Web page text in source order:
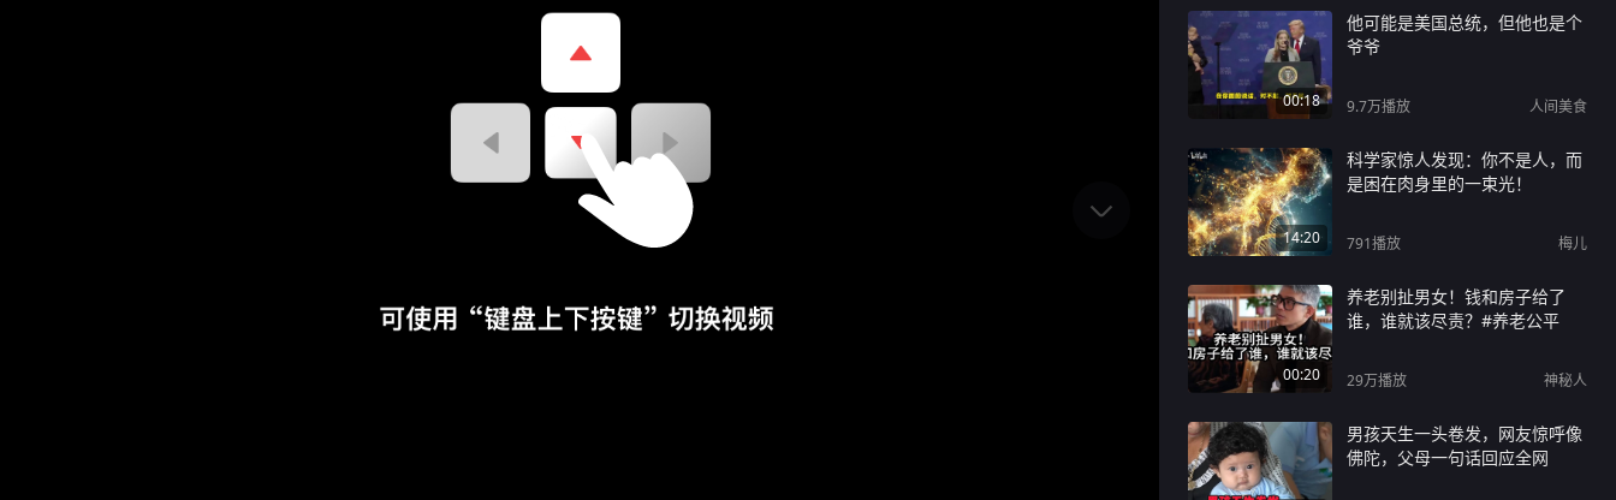
00:18
他可能是美国总统，但他也是个
爷爷
9.7万播放 人间美食
14:20
科学家惊人发现：你不是人，而
是困在肉身里的一束光！
791播放 梅儿
00:20
养老别扯男女！钱和房子给了
谁，谁就该尽责？#养老公平
29万播放 神秘人
男孩天生一头卷发，网友惊呼像
佛陀，父母一句话回应全网